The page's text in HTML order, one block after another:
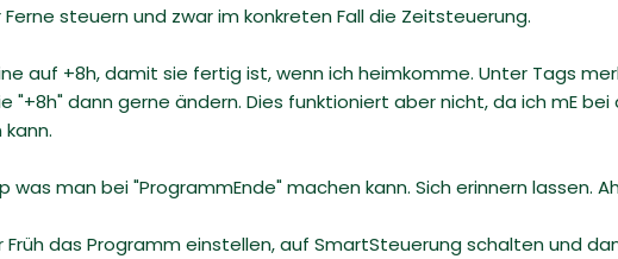
steuern und zwar im konkreten Fall die Zeitsteuerung.
auf +8h, damit sie fertig ist, wenn ich heimkomme. Unter Tags
dann gerne ändern. Dies funktioniert aber nicht, da ich mE bei
man bei "ProgrammEnde" machen kann. Sich erinnern lassen.
Früh das Programm einstellen, auf SmartSteuerung schalten und